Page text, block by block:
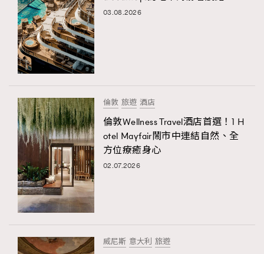
03.08.2026
倫敦 旅遊 酒店
倫敦Wellness Travel酒店首選！1 H
otel Mayfair鬧市中連結自然、全
方位療癒身心
02.07.2026
威尼斯 意大利 旅遊